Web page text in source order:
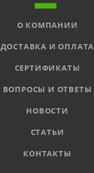
О КОМПАНИИ
ДОСТАВКА И ОПЛАТА
СЕРТИФИКАТЫ
ВОПРОСЫ И ОТВЕТЫ
НОВОСТИ
СТАТЬИ
КОНТАКТЫ